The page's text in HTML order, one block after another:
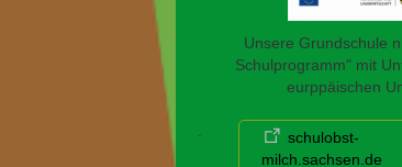
Unsere Grundschule
Schulprogramm" mit
eurppäischen
schulobst-
milch.sachsen.de